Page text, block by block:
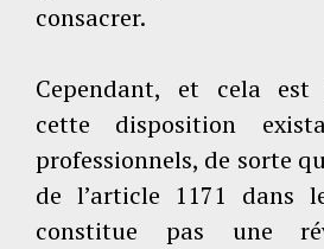
consacrer.
Cependant, et cela est
cette disposition
professionnels, de sorte
de l’article 1171 dans
constitue pas une